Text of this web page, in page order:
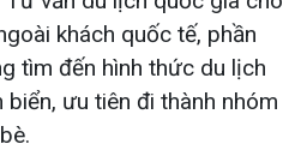
khách quốc tế, phần
tìm đến hình thức du lịch
ưu tiên đi thành nhóm